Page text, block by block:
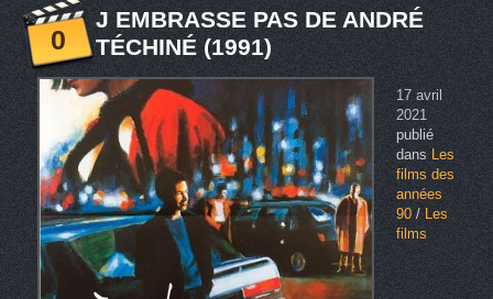
0
J EMBRASSE PAS DE ANDRÉ
TÉCHINÉ (1991)
17 avril
2021
publié
dansLes
films des
années
90/ Les
films